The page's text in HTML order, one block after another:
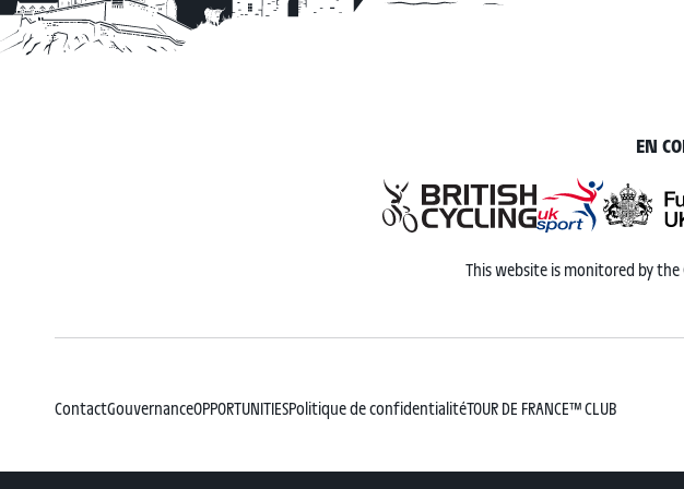
EN
This website is monitored by
ContactGouvernanceOPPORTUNITIESPolitique de confidentialitéTOUR DE FRANCE™ CLUB